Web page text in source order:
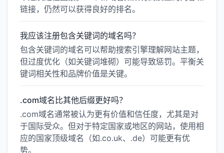
链接，仍然可以获得良好的排名。
我应该注册包含关键词的域名吗？
包含关键词的域名可以帮助搜索引擎理解网站主题，
但过度优化（如关键词堆砌）可能导致惩罚。平衡关
键词相关性和品牌价值是关键。
.com域名比其他后缀更好吗？
.com域名通常被认为更有价值和信任度，尤其是对
于国际受众。但对于特定国家或地区的网站，使用相
应的国家顶级域名（如.co.uk、.de）可能更有优
势。